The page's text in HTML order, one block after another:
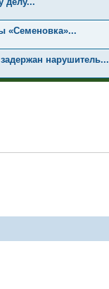
«Семеновка»...
нарушитель...